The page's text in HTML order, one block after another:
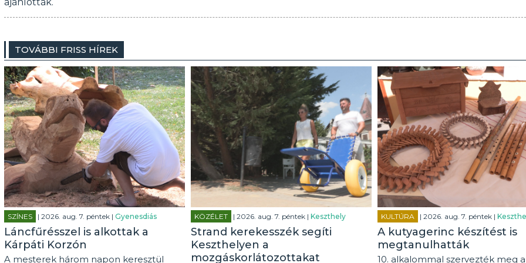
TOVÁBBI FRISS HÍREK
SZÍNES | 2026. aug. 7. péntek | Gyenesdiás
Láncfűrésszel is alkottak a
Kárpáti Korzón
A mesterek három napon keresztül
KÖZÉLET | 2026. aug. 7. péntek | Keszthely
Strand kerekesszék segíti
Keszthelyen a
mozgáskorlátozottakat
KULTÚRA | 2026. aug. 7. péntek |
A kutyagerinc készítést is
megtanulhatták
10. alkalommal szervezték meg